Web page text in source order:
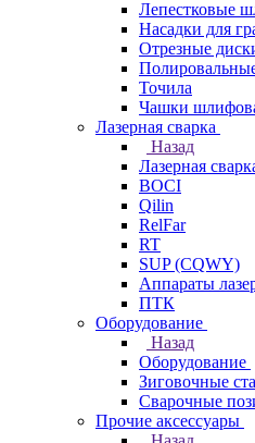
Лепестковые
Насадки для
Отрезные
Точила
Чашки
Лазерная сварка
Назад
Лазерная
BOCI
Qilin
RelFar
RT
SUP (CQWY)
Аппараты
ПТК
Оборудование
Назад
Оборудование
Зиговочные
Сварочные
Прочие аксессуары